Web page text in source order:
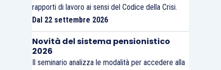
rapporti di lavoro ai sensi del Codice della Crisi.
Dal 22 settembre 2026
Novità del sistema pensionistico
2026
Il seminario analizza le modalità per accedere alla